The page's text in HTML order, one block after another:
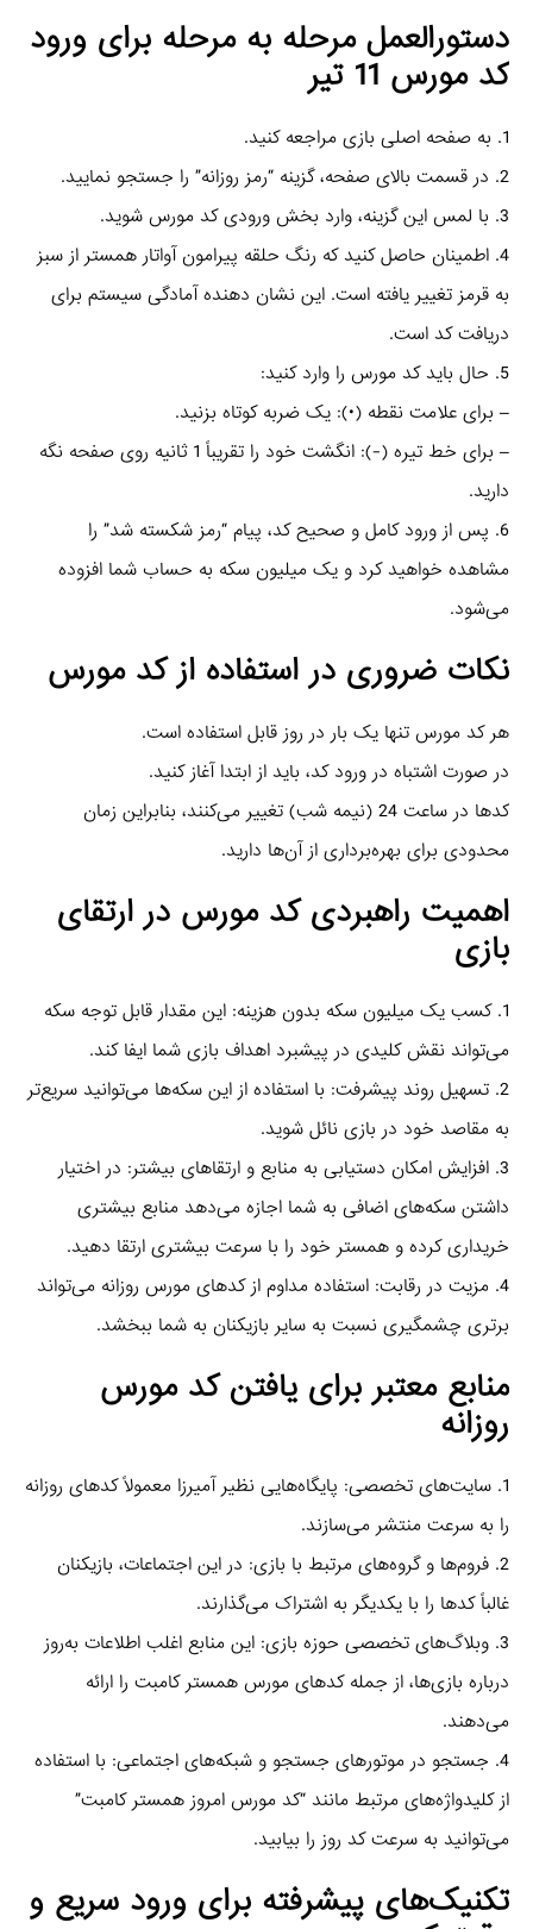
دستورالعمل مرحله به مرحله برای ورود
کد مورس 11 تیر
1. به صفحه اصلی بازی مراجعه کنید.
2. در قسمت بالای صفحه، گزینه “رمز روزانه” را جستجو نمایید.
3. با لمس این گزینه، وارد بخش ورودی کد مورس شوید.
4. اطمینان حاصل کنید که رنگ حلقه پیرامون آواتار همستر از سبز
به قرمز تغییر یافته است. این نشان دهنده آمادگی سیستم برای
دریافت کد است.
5. حال باید کد مورس را وارد کنید:
– برای علامت نقطه (•): یک ضربه کوتاه بزنید.
– برای خط تیره (-): انگشت خود را تقریباً 1 ثانیه روی صفحه نگه
دارید.
6. پس از ورود کامل و صحیح کد، پیام “رمز شکسته شد” را
مشاهده خواهید کرد و یک میلیون سکه به حساب شما افزوده
می‌شود.
نکات ضروری در استفاده از کد مورس
هر کد مورس تنها یک بار در روز قابل استفاده است.
در صورت اشتباه در ورود کد، باید از ابتدا آغاز کنید.
کدها در ساعت 24 (نیمه شب) تغییر می‌کنند، بنابراین زمان
محدودی برای بهره‌برداری از آن‌ها دارید.
اهمیت راهبردی کد مورس در ارتقای
بازی
1. کسب یک میلیون سکه بدون هزینه: این مقدار قابل توجه سکه
می‌تواند نقش کلیدی در پیشبرد اهداف بازی شما ایفا کند.
2. تسهیل روند پیشرفت: با استفاده از این سکه‌ها می‌توانید سریع‌تر
به مقاصد خود در بازی نائل شوید.
3. افزایش امکان دستیابی به منابع و ارتقاهای بیشتر: در اختیار
داشتن سکه‌های اضافی به شما اجازه می‌دهد منابع بیشتری
خریداری کرده و همستر خود را با سرعت بیشتری ارتقا دهید.
4. مزیت در رقابت: استفاده مداوم از کدهای مورس روزانه می‌تواند
برتری چشمگیری نسبت به سایر بازیکنان به شما ببخشد.
منابع معتبر برای یافتن کد مورس
روزانه
1. سایت‌های تخصصی: پایگاه‌هایی نظیر آمیرزا معمولاً کدهای روزانه
را به سرعت منتشر می‌سازند.
2. فروم‌ها و گروه‌های مرتبط با بازی: در این اجتماعات، بازیکنان
غالباً کدها را با یکدیگر به اشتراک می‌گذارند.
3. وبلاگ‌های تخصصی حوزه بازی: این منابع اغلب اطلاعات به‌روز
درباره بازی‌ها، از جمله کدهای مورس همستر کامبت را ارائه
می‌دهند.
4. جستجو در موتورهای جستجو و شبکه‌های اجتماعی: با استفاده
از کلیدواژه‌های مرتبط مانند “کد مورس امروز همستر کامبت”
می‌توانید به سرعت کد روز را بیابید.
تکنیک‌های پیشرفته برای ورود سریع و